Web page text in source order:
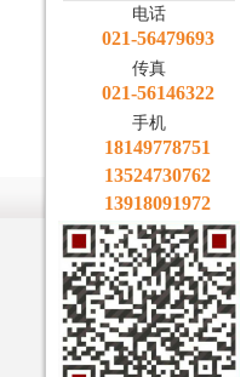
电话
021-56479693
传真
021-56146322
手机
18149778751
13524730762
13918091972